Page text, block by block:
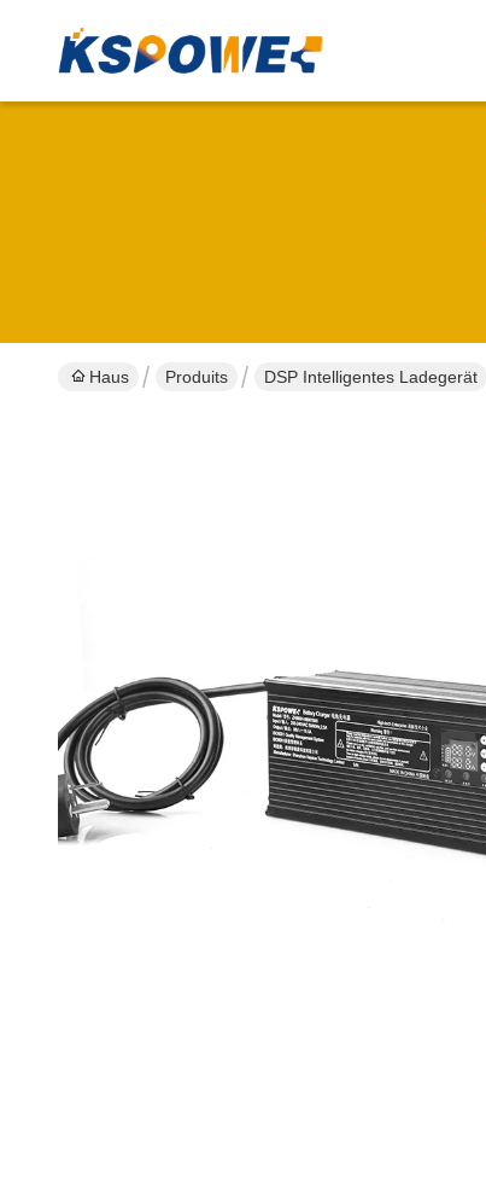
Haus Produits DSP Intelligentes Ladegerät